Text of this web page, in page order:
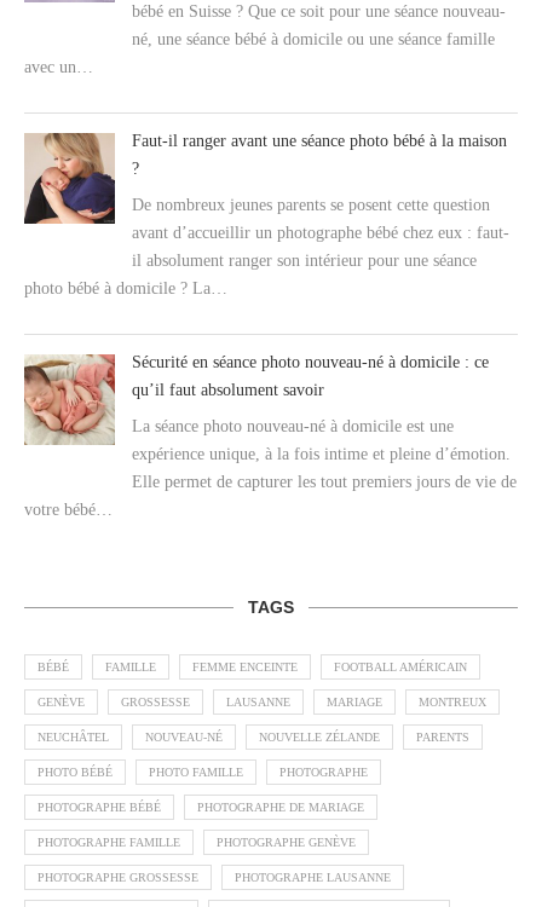
bébé en Suisse ? Que ce soit pour une séance nouveau-
né, une séance bébé à domicile ou une séance famille
avec un…
Faut-il ranger avant une séance photo bébé à la maison
?
De nombreux jeunes parents se posent cette question
avant d’accueillir un photographe bébé chez eux : faut-
il absolument ranger son intérieur pour une séance
photo bébé à domicile ? La…
Sécurité en séance photo nouveau-né à domicile : ce
qu’il faut absolument savoir
La séance photo nouveau-né à domicile est une
expérience unique, à la fois intime et pleine d’émotion.
Elle permet de capturer les tout premiers jours de vie de
votre bébé…
TAGS
BÉBÉ FAMILLE FEMME ENCEINTE FOOTBALL AMÉRICAIN
GENÈVE GROSSESSE LAUSANNE MARIAGE MONTREUX
NEUCHÂTEL NOUVEAU-NÉ NOUVELLE ZÉLANDE PARENTS
PHOTO BÉBÉ PHOTO FAMILLE PHOTOGRAPHE
PHOTOGRAPHE BÉBÉ PHOTOGRAPHE DE MARIAGE
PHOTOGRAPHE FAMILLE PHOTOGRAPHE GENÈVE
PHOTOGRAPHE GROSSESSE PHOTOGRAPHE LAUSANNE